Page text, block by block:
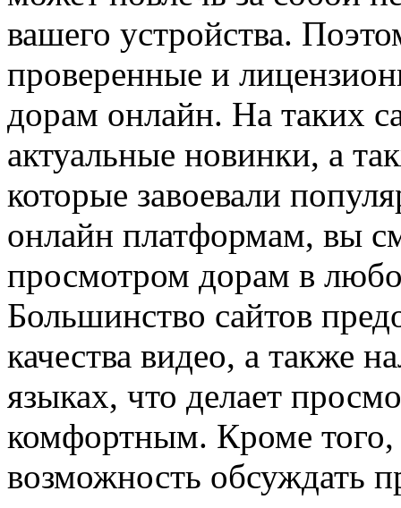
вашего устройства.
проверенные и
дорам онлайн. На таких
актуальные новинки, а
которые завоевали
онлайн платформам, вы
просмотром дорам в
Большинство сайтов
качества видео, а также
языках, что делает
комфортным. Кроме
возможность обсуждать